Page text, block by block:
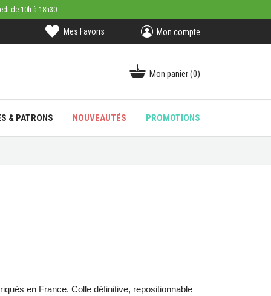
de 10h à 18h30.
Mes Favoris Mon compte
Mon panier(0)
& PATRONS NOUVEAUTÉS PROMOTIONS
en France. Colle définitive, repositionnable